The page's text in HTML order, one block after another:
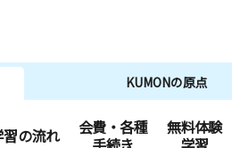
KUMONの原点
習の流れ
会費・各種
無料体験